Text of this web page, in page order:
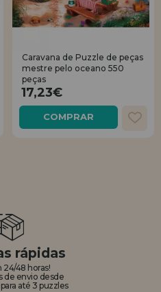
Caravana de Puzzle de peças
mestre pelo oceano 550
peças
17,23€
COMPRAR
rápidas
24/48 horas!
de envio desde
até 3 puzzles